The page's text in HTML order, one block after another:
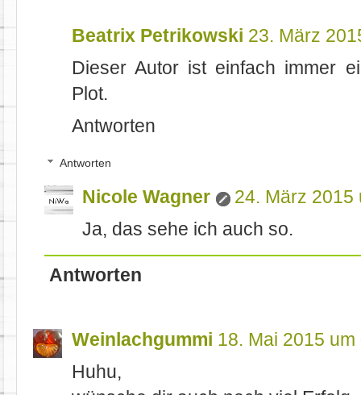
Beatrix Petrikowski 23. März
Dieser Autor ist einfach immer
Plot.
Antworten
Antworten
Nicole Wagner
24. März 2015
Ja, das sehe ich auch so.
Antworten
Weinlachgummi 18. Mai 2015 um
Huhu,